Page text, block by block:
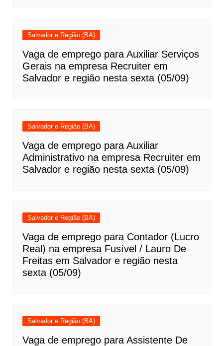
Salvador e Região (BA)
Vaga de emprego para Auxiliar Serviços
Gerais na empresa Recruiter em
Salvador e região nesta sexta (05/09)
Salvador e Região (BA)
Vaga de emprego para Auxiliar
Administrativo na empresa Recruiter em
Salvador e região nesta sexta (05/09)
Salvador e Região (BA)
Vaga de emprego para Contador (Lucro
Real) na empresa Fusível / Lauro De
Freitas em Salvador e região nesta
sexta (05/09)
Salvador e Região (BA)
Vaga de emprego para Assistente De